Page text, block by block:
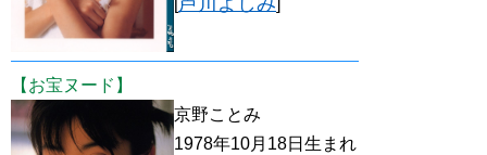
【お宝ヌード】
京野ことみ
1978年10月18日生まれ